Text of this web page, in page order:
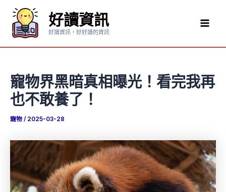
要
好讀資訊
好讀資訊，好好讀的資訊
寵物界黑暗真相曝光！看完我再
也不敢養了！
寵物 / 2025-03-28